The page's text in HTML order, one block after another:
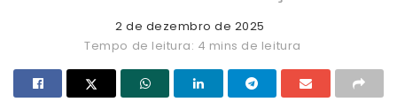
2 de dezembro de 2025
Tempo de leitura: 4 mins de leitura